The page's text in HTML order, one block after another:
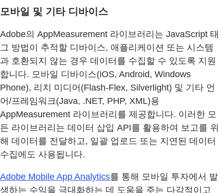
모바일 및 기타 디바이스
Adobe의 AppMeasurement 라이브러리는 JavaScript 태
그 방법이 추적할 디바이스, 애플리케이션 또는 시스템
과 호환되지 않는 경우 데이터를 수집할 수 있도록 지원
합니다. 모바일 디바이스(iOS, Android, Windows
Phone), 리치 미디어(Flash-Flex, Silverlight) 및 기타 언
어/프레임워크(Java, .NET, PHP, XML)용
AppMeasurement 라이브러리를 제공합니다. 이러한 모
든 라이브러리는 데이터 삽입 API를 활용하여 보고를 위
해 데이터를 전달하고, 일괄 업로드 또는 지연된 데이터
수집에도 사용됩니다.
Adobe Mobile App Analytics를 통해 모바일 투자에서 발
생하는 수익을 극대화하는 데 도움을 주는 다각적이고